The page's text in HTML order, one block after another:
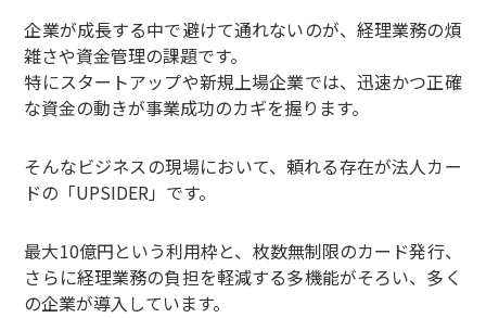
企業が成長する中で避けて通れないのが、経理業務の煩
雑さや資金管理の課題です。
特にスタートアップや新規上場企業では、迅速かつ正確
な資金の動きが事業成功のカギを握ります。
そんなビジネスの現場において、頼れる存在が法人カー
ドの「UPSIDER」です。
最大10億円という利用枠と、枚数無制限のカード発行、
さらに経理業務の負担を軽減する多機能がそろい、多く
の企業が導入しています。